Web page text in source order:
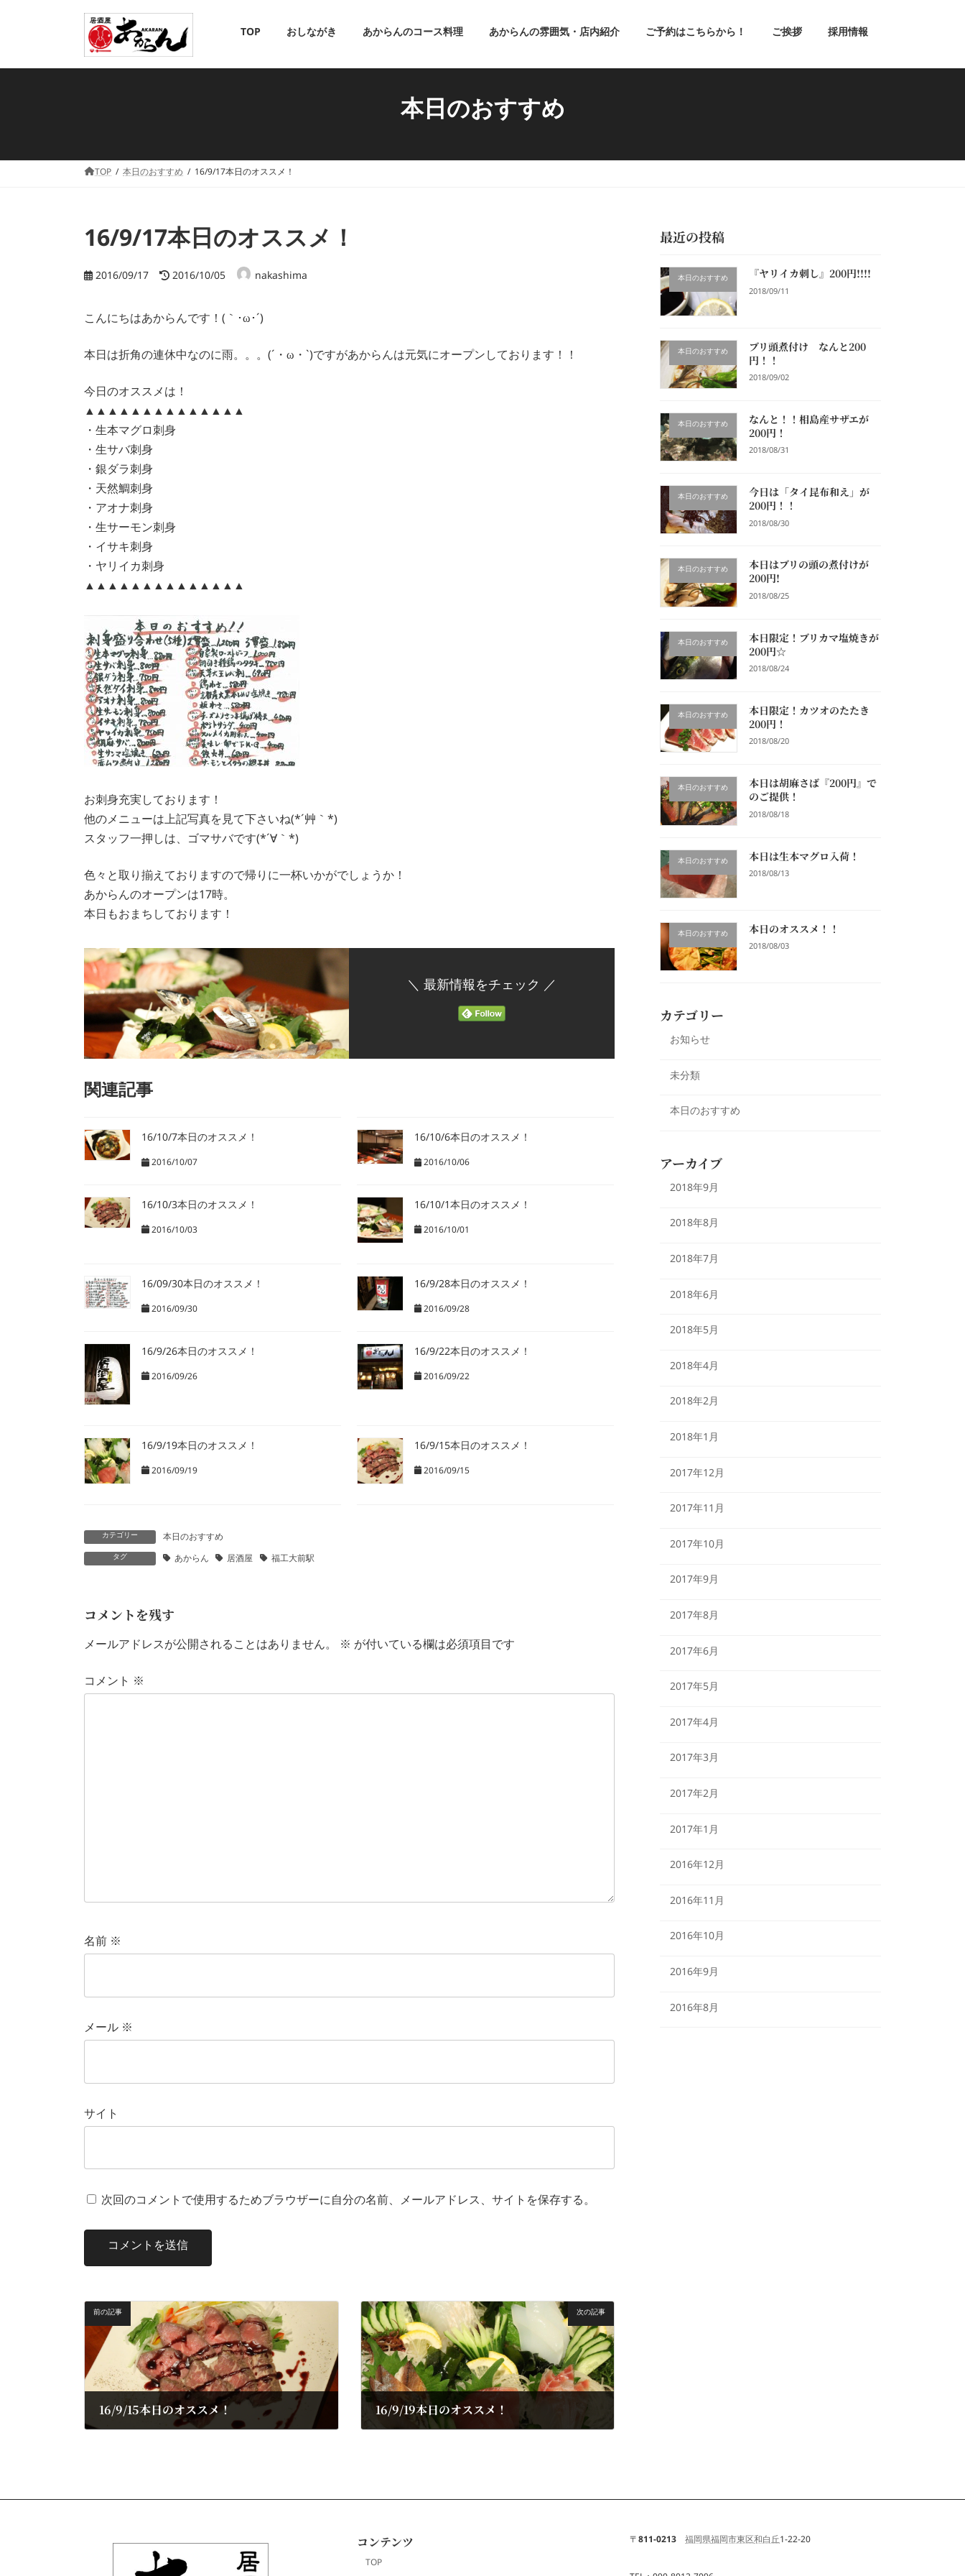
TOP おしながき あからんのコース料理 あからんの雰囲気・店内紹介 ご予約はこちらから！ ご挨拶 採用情報
本日のおすすめ
TOP 本日のおすすめ 16/9/17本日のオススメ！
16/9/17本日のオススメ！
2016/09/17
最
更
日
:
2016/10/05 nakashima
こんにちはあからんです！(｀･ω･´)ゞ
本日は折角の連休中なのに雨。。。(´・ω・`)ですがあからんは元気にオープンしております！！
今日のオススメは！
▲▲▲▲▲▲▲▲▲▲▲▲▲▲
・生本マグロ刺身
・生サバ刺身
・銀ダラ刺身
・天然鯛刺身
・アオナ刺身
・生サーモン刺身
・イサキ刺身
・ヤリイカ刺身
▲▲▲▲▲▲▲▲▲▲▲▲▲▲
お刺身充実しております！
他のメニューは上記写真を見て下さいね(*´艸｀*)
スタッフ一押しは、ゴマサバです(*´∀｀*)
色々と取り揃えておりますので帰りに一杯いかがでしょうか！
あからんのオープンは17時。
本日もおまちしております！
＼ 最新情報をチェック ／
関連記事
16/10/7本日のオススメ！
2016/10/07
16/10/6本日のオススメ！
2016/10/06
16/10/3本日のオススメ！
2016/10/03
16/10/1本日のオススメ！
2016/10/01
16/09/30本日のオススメ！
2016/09/30
16/9/28本日のオススメ！
2016/09/28
16/9/26本日のオススメ！
2016/09/26
16/9/22本日のオススメ！
2016/09/22
16/9/19本日のオススメ！
2016/09/19
16/9/15本日のオススメ！
2016/09/15
カテゴリー 本日のおすすめ
タグ あからん 居酒屋 福工大前駅
コメントを残す
メールアドレスが公開されることはありません。 ※が付いている欄は必須項目です
コメント ※
名前※
メール※
サイト
次回のコメントで使用するためブラウザーに自分の名前、メールアドレス、サイトを保存する。
前の記事
16/9/15本日のオススメ！
次の記事
16/9/19本日のオススメ！
最近の投稿
本日のおすすめ 『ヤリイカ刺し』200円!!!!
2018/09/11
本日のおすすめ
ブリ頭煮付け なんと200
円！！
2018/09/02
本日のおすすめ
なんと！！相島産サザエが
200円！
2018/08/31
本日のおすすめ
今日は「タイ昆布和え」が
200円！！
2018/08/30
本日のおすすめ
本日はブリの頭の煮付けが
200円!
2018/08/25
本日のおすすめ
本日限定！ブリカマ塩焼きが
200円☆
2018/08/24
本日のおすすめ
本日限定！カツオのたたき
200円！
2018/08/20
本日のおすすめ
本日は胡麻さば『200円』で
のご提供！
2018/08/18
本日のおすすめ 本日は生本マグロ入荷！
2018/08/13
本日のおすすめ 本日のオススメ！！
2018/08/03
カテゴリー
お知らせ
未分類
本日のおすすめ
アーカイブ
2018年9月
2018年8月
2018年7月
2018年6月
2018年5月
2018年4月
2018年2月
2018年1月
2017年12月
2017年11月
2017年10月
2017年9月
2017年8月
2017年6月
2017年5月
2017年4月
2017年3月
2017年2月
2017年1月
2016年12月
2016年11月
2016年10月
2016年9月
2016年8月
コンテンツ
TOP
〒811-0213 福岡県福岡市東区和白丘1-22-20